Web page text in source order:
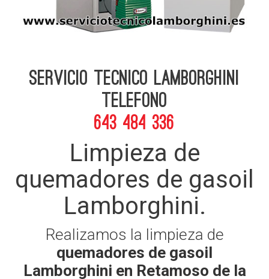
Servicio Tecnico Lamborghini
telefono
643 484 336
Limpieza de
quemadores de gasoil
Lamborghini.
Realizamos la limpieza de
quemadores de gasoil
Lamborghini en Retamoso de la